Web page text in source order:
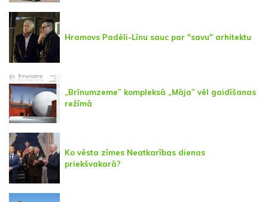
Hramovs Padēli-Līnu sauc par "savu" arhitektu
„Brīnumzeme” kompleksā „Māja” vēl gaidīšanas
režīmā
Ko vēsta zīmes Neatkarības dienas
priekšvakarā?